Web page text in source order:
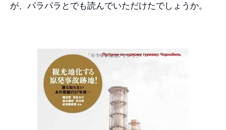
が、パラパラとでも読んでいただけたでしょうか。